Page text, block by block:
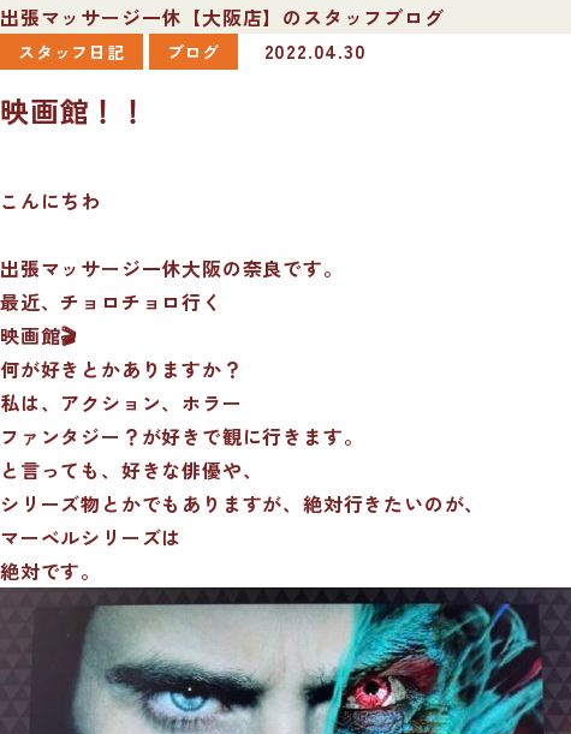
出張マッサージ一休【大阪店】のスタッフブログ
スタッフ日記 ブログ 2022.04.30
映画館！！
こんにちわ
出張マッサージ一休大阪の奈良です。
最近、チョロチョロ行く
映画館🎬
何が好きとかありますか？
私は、アクション、ホラー
ファンタジー？が好きで観に行きます。
と言っても、好きな俳優や、
シリーズ物とかでもありますが、絶対行きたいのが、
マーベルシリーズは
絶対です。